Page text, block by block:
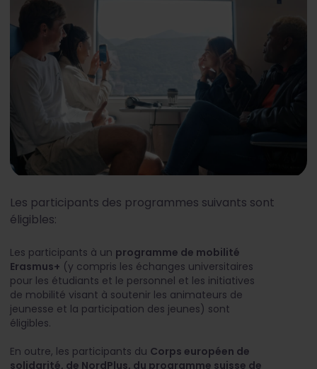
Les participants des programmes suivants sont
éligibles:
Les participants à un programme de mobilité
Erasmus+ (y compris les échanges universitaires
pour les étudiants et le personnel et les initiatives
de mobilité visant à soutenir les animateurs de
jeunesse et la participation des jeunes) sont
éligibles.
En outre, les participants du Corps européen de
solidarité, de NordPlus, du programme suisse de